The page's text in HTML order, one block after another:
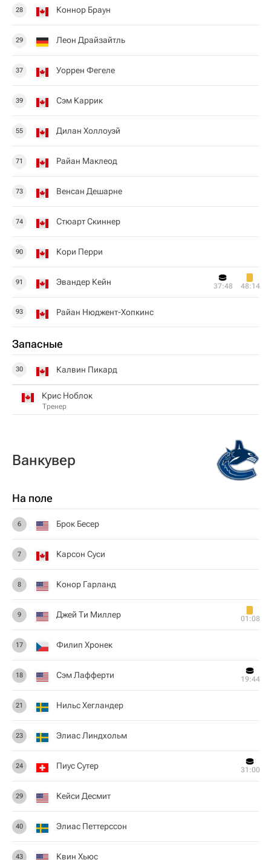
28 Коннор Браун
29 Леон Драйзайтль
37 Уоррен Фегеле
39 Сэм Каррик
55 Дилан Холлоуэй
71 Райан Маклеод
73 Венсан Дешарне
74 Стюарт Скиннер
90 Кори Перри
91 Эвандер Кейн 37:48 48:14
93 Райан Нюджент-Хопкинс
Запасные
30 Калвин Пикард
Крис Ноблок
Тренер
Ванкувер
На поле
6 Брок Бесер
7 Карсон Суси
8 Конор Гарланд
9 Джей Ти Миллер 01:08
17 Филип Хронек
18 Сэм Лафферти 19:44
21 Нильс Хегландер
23 Элиас Линдхольм
24 Пиус Сутер 31:00
29 Кейси Десмит
40 Элиас Петтерссон
43 Квин Хьюс